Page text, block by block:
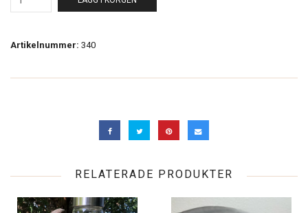
Artikelnummer: 340
RELATERADE PRODUKTER